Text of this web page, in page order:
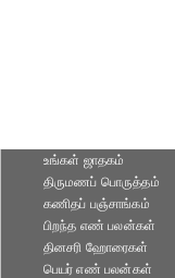
உங்கள் ஜாதகம்
திருமணப் பொருத்தம்
கணிதப் பஞ்சாங்கம்
பிறந்த எண் பலன்கள்
தினசரி ஹோரைகள்
பெயர் எண் பலன்கள்